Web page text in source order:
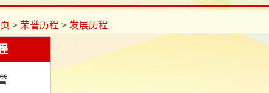
> 荣誉历程 > 发展历程